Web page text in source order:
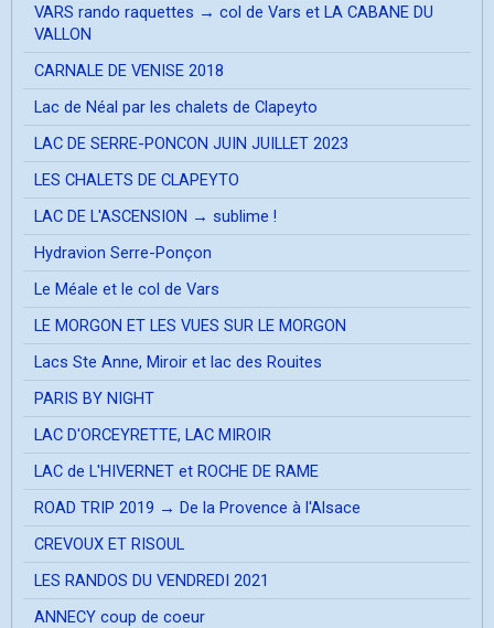
VARS rando raquettes → col de Vars et LA CABANE DU
VALLON
CARNALE DE VENISE 2018
Lac de Néal par les chalets de Clapeyto
LAC DE SERRE-PONCON JUIN JUILLET 2023
LES CHALETS DE CLAPEYTO
LAC DE L'ASCENSION → sublime !
Hydravion Serre-Ponçon
Le Méale et le col de Vars
LE MORGON ET LES VUES SUR LE MORGON
Lacs Ste Anne, Miroir et lac des Rouites
PARIS BY NIGHT
LAC D'ORCEYRETTE, LAC MIROIR
LAC de L'HIVERNET et ROCHE DE RAME
ROAD TRIP 2019 → De la Provence à l'Alsace
CREVOUX ET RISOUL
LES RANDOS DU VENDREDI 2021
ANNECY coup de coeur